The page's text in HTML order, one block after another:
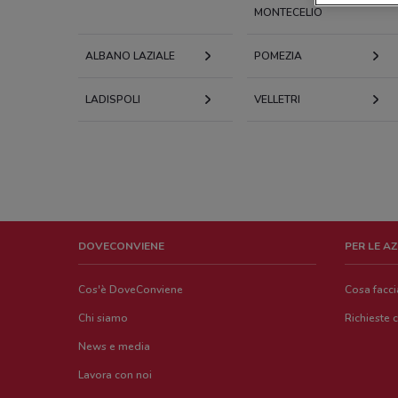
MONTECELIO
ALBANO LAZIALE POMEZIA
LADISPOLI VELLETRI
DOVECONVIENE
Cos'è DoveConviene
Chi siamo
News e media
Lavora con noi
PER LE
Cosa
Richieste